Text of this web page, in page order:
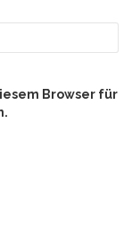
Browser für